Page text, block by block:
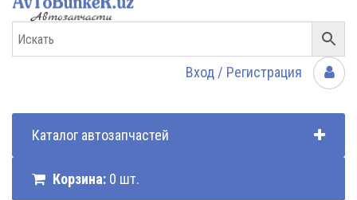
Вход / Регистрация
Каталог автозапчастей
Корзина: 0 шт.